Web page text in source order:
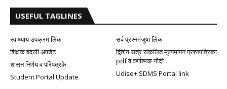
USEFUL TAGLINES
स्वाध्याय उपक्रम लिंक
सर्व प्रश्नमंजुषा लिंक
शिक्षक बदली अपडेट
द्वितीय सत्र संकलित मूल्यमापन प्रश्नपत्रिका
pdf व वर्णात्मक नोंदी
शासन निर्णय व परिपत्रके
Udise+ SDMS Portal link
Student Portal Update